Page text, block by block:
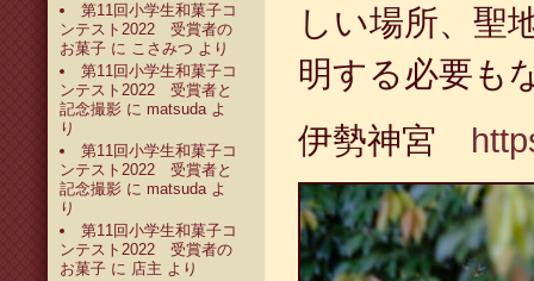
第11回小学生和菓子コ
ンテスト2022 受賞者の
お菓子 に こさみつ より
第11回小学生和菓子コ
ンテスト2022 受賞者と
記念撮影 に matsudaよ
り
第11回小学生和菓子コ
ンテスト2022 受賞者と
記念撮影 に matsudaよ
り
第11回小学生和菓子コ
ンテスト2022 受賞者の
お菓子 に 店主 より
しい場所、聖
明する必要も
伊勢神宮